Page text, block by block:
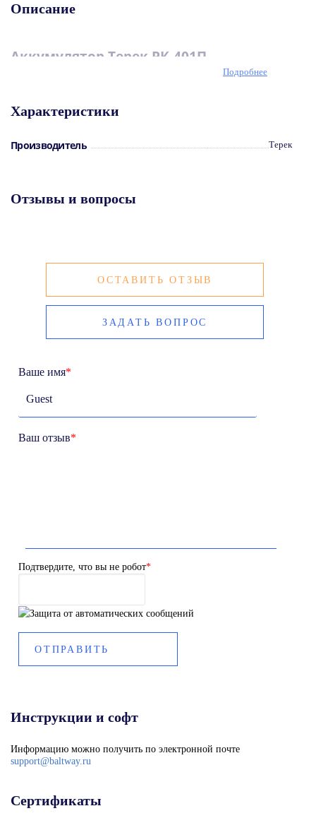
Описание
Аккумулятор Терек РК-401П
Подробнее
Характеристики
Производитель Терек
Отзывы и вопросы
ОСТАВИТЬ ОТЗЫВ
ЗАДАТЬ ВОПРОС
Ваше имя*
Ваш отзыв*
Подтвердите, что вы не робот*
Инструкции и софт
Информацию можно получить по электронной почте
support@baltway.ru
Сертификаты